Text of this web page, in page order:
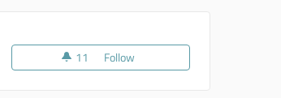
11 11 followers
Follow